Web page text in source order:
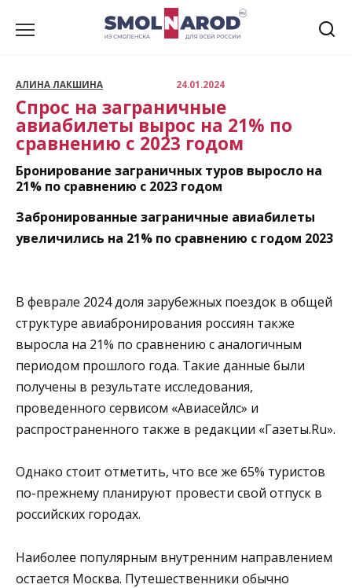
АЛИНА ЛАКШИНА 24.01.2024
Спрос на заграничные
авиабилеты вырос на 21% по
сравнению с 2023 годом
Бронирование заграничных туров выросло на
21% по сравнению с 2023 годом
Забронированные заграничные авиабилеты
увеличились на 21% по сравнению с годом 2023
В феврале 2024 доля зарубежных поездок в общей
структуре авиабронирования россиян также
выросла на 21% по сравнению с аналогичным
периодом прошлого года. Такие данные были
получены в результате исследования,
проведенного сервисом «Авиасейлс» и
распространенного также в редакции «Газеты.Ru».
Однако стоит отметить, что все же 65% туристов
по-прежнему планируют провести свой отпуск в
российских городах.
Наиболее популярным внутренним направлением
остается Москва. Путешественники обычно